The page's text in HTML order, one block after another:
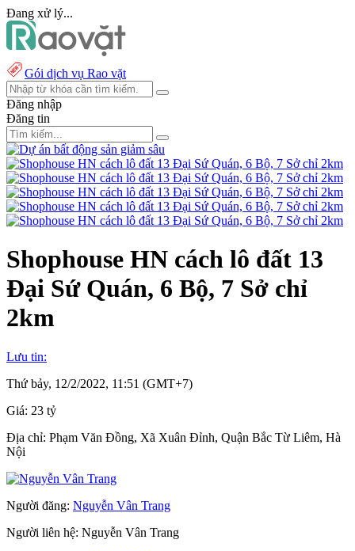
Đang xử lý...
Gói dịch vụ Rao vặt
Đăng nhập
Đăng tin
Shophouse HN cách lô đất 13
Đại Sứ Quán, 6 Bộ, 7 Sở chỉ
2km
Lưu tin:
Thứ bảy, 12/2/2022, 11:51 (GMT+7)
Giá: 23 tỷ
Địa chỉ: Phạm Văn Đồng, Xã Xuân Đỉnh, Quận Bắc Từ Liêm, Hà
Nội
Người đăng: Nguyễn Vân Trang
Người liên hệ: Nguyễn Vân Trang